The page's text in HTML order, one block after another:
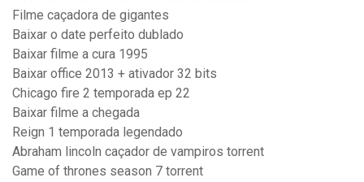
Filme caçadora de gigantes
Baixar o date perfeito dublado
Baixar filme a cura 1995
Baixar office 2013 + ativador 32 bits
Chicago fire 2 temporada ep 22
Baixar filme a chegada
Reign 1 temporada legendado
Abraham lincoln caçador de vampiros torrent
Game of thrones season 7 torrent